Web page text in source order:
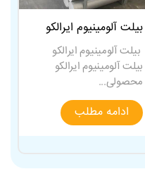
بیلت آلومینیوم ایرالکو
بیلت آلومینیوم ایرالکو
بیلت آلومینیوم ایرالکو
محصولی...
ادامه مطلب